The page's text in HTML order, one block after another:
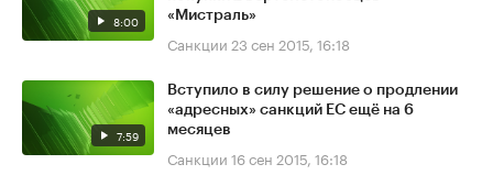
8:00
«Мистраль»
Санкции 23 сен 2015, 16:18
7:59
Вступило в силу решение о продлении
«адресных» санкций ЕС ещё на 6
месяцев
Санкции 16 сен 2015, 16:18